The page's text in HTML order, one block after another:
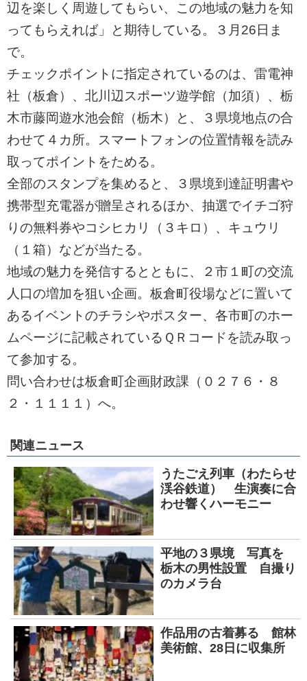
辺を楽しく周遊してもらい、この地域の魅力を知
ってもらえれば」と期待している。３月26日ま
で。
チェックポイントに指定されているのは、雷電神
社（板倉）、北川辺スポーツ遊学館（加須）、栃
木市藤岡遊水池会館（栃木）と、３県境地点の合
わせて４カ所。スマートフォンの位置情報を読み
取ってポイントをためる。
全部のスタンプを集めると、３県境到達証明書や
携帯型充電器が贈呈されるほか、抽選でイチゴ狩
りの無料券やコシヒカリ（３キロ）、キュウリ
（１箱）などが当たる。
地域の魅力を発信するとともに、２市１町の交流
人口の増加を狙い企画。板倉町役場などに置いて
あるイベントのチラシやポスター、各市町のホー
ムページに記載されているＱＲコードを読み取っ
て参加する。
問い合わせは板倉町企画財政課（０２７６・８
２・１１１１）へ。
関連ニュース
うたごえ列車（わたらせ
渓谷鉄道） 生演奏に合
わせ響くハーモニー
平地の３県境 写真を
栃木の男性設置 自撮り
のカメラ台
作品用の古着募る 館林
美術館、28日に収集所